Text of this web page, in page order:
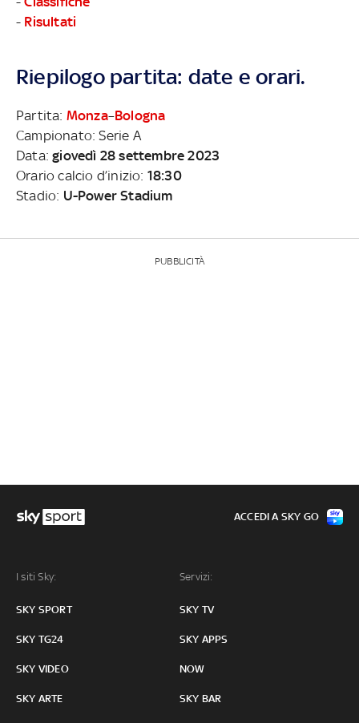
- Risultati
Riepilogo partita: date e orari.
Partita: Monza–Bologna
Campionato: Serie A
Data:giovedì 28 settembre 2023
Orario calcio d’inizio: 18:30
Stadio: U-Power Stadium
PUBBLICITÀ
I siti Sky:
SKY SPORT
SKY TG24
SKY VIDEO
SKY ARTE
Servizi:
SKY TV
SKY APPS
NOW
SKY BAR
ACCEDI A SKY GO